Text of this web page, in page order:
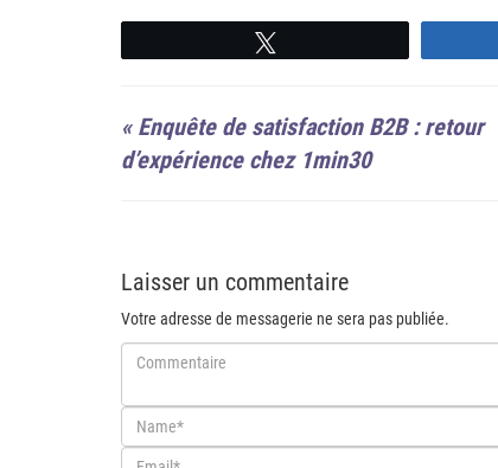
« Enquête de satisfaction B2B : retour
d’expérience chez 1min30
Laisser un commentaire
Votre adresse de messagerie ne sera pas publiée.